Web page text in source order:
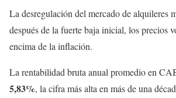
La desregulación del mercado de alquileres
después de la fuerte baja inicial, los precios
encima de la inflación.
La rentabilidad bruta anual promedio en
5,83%, la cifra más alta en más de una